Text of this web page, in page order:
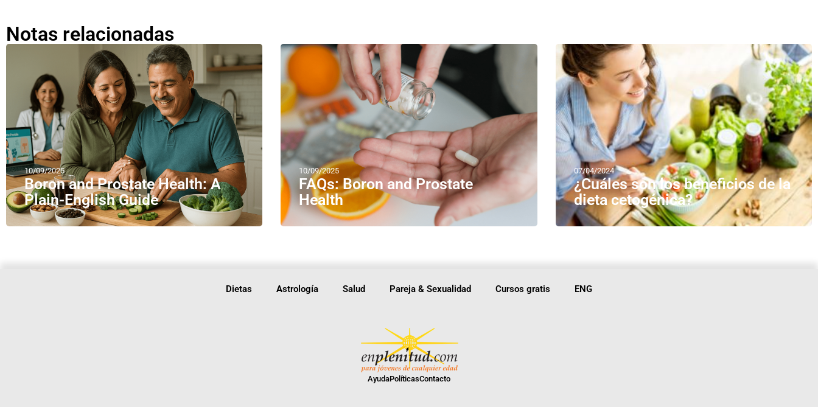
Notas relacionadas
10/09/2025
Boron and Prostate Health: A
Plain-English Guide
10/09/2025
FAQs: Boron and Prostate
Health
07/04/2024
¿Cuáles son los beneficios de la
dieta cetogénica?
Dietas Astrología Salud Pareja & Sexualidad Cursos gratis ENG
AyudaPolíticasContacto